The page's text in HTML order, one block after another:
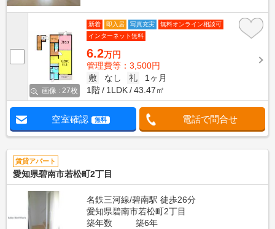
画像 : 27枚
新着 即入居 写真充実
無料オンライン相談可
インターネット無料
6.2万円
管理費等：3,500円
敷
なし 礼
1ヶ月
1階
1LDK 43.47㎡
空室確認 無料 電話で問合せ
賃貸アパート
愛知県碧南市若松町2丁目
名鉄三河線/碧南駅 徒歩26分
愛知県碧南市若松町2丁目
築年数
築6年